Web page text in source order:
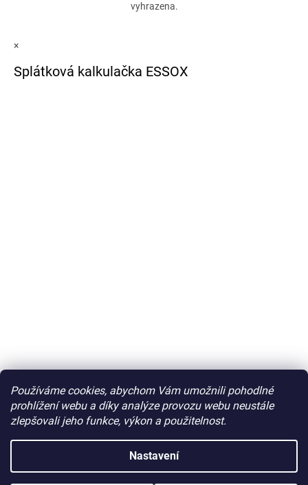
Používáme cookies, abychom Vám umožnili pohodlné
prohlížení webu a díky analýze provozu webu neustále
zlepšovali jeho funkce, výkon a použitelnost.
Nastavení
vyhrazena.
×
Splátková kalkulačka ESSOX